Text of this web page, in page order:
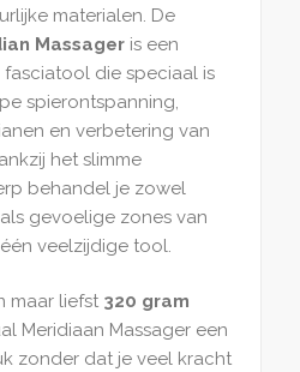
materialen. De
Massageris een
fasciatool die speciaal is
spierontspanning,
en verbetering van
het slimme
behandel je zowel
gevoelige zones van
veelzijdige tool.
maar liefst 320 gram
Meridiaan Massager een
zonder dat je veel kracht